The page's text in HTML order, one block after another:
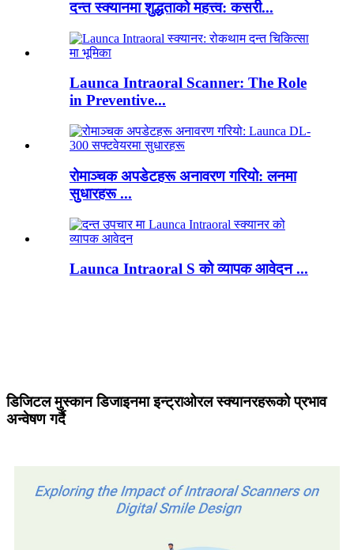
दन्त स्क्यानमा शुद्धताको महत्त्व: कसरी...
Launca Intraoral Scanner: The Role
in Preventive...
रोमाञ्चक अपडेटहरू अनावरण गरियो: लनमा
सुधारहरू ...
Launca Intraoral S को व्यापक आवेदन ...
डिजिटल मुस्कान डिजाइनमा इन्ट्राओरल स्क्यानरहरूको प्रभाव
अन्वेषण गर्दै